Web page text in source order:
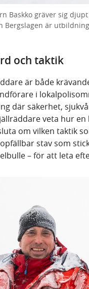
Baskko gräver sig
Bergslagen är
och taktik
är både
i
där säkerhet,
veta hur
om vilken taktik
stav som
– för att leta